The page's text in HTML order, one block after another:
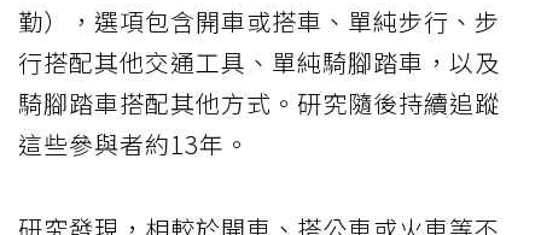
勤），選項包含開車或搭車、單純步行、步
行搭配其他交通工具、單純騎腳踏車，以及
騎腳踏車搭配其他方式。研究隨後持續追蹤
這些參與者約13年。